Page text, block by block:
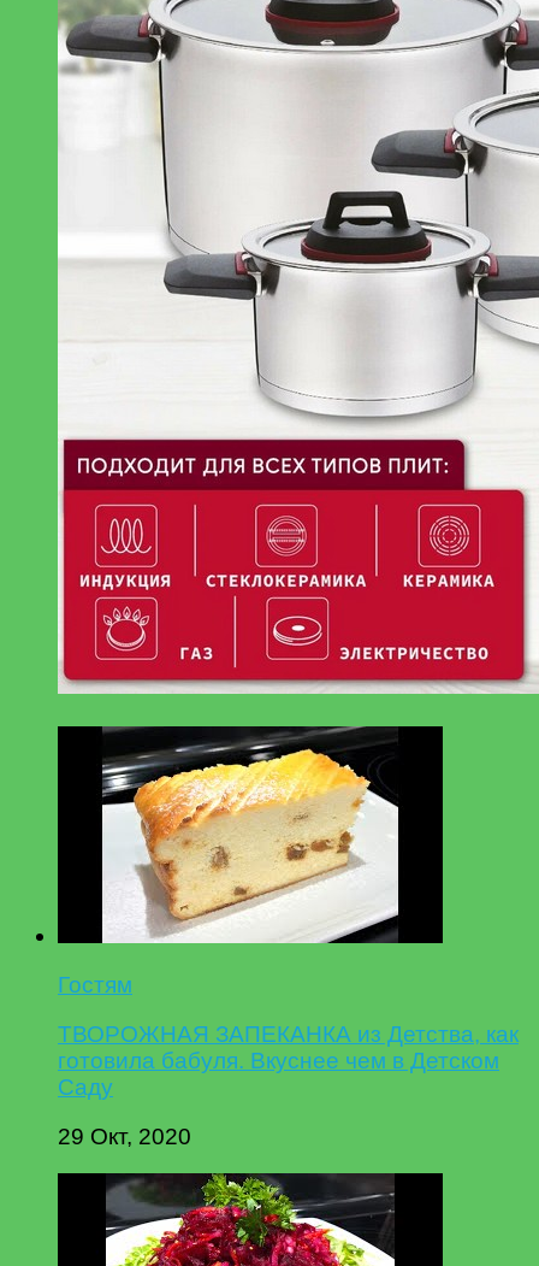
Гостям
ТВОРОЖНАЯ ЗАПЕКАНКА из Детства, как
готовила бабуля. Вкуснее чем в Детском
Саду
29 Окт, 2020